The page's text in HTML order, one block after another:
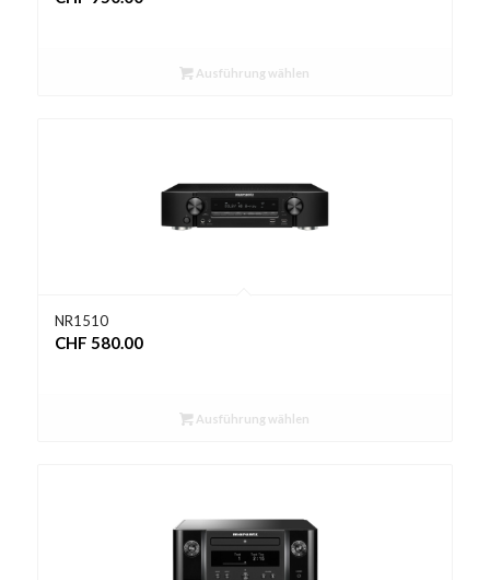
Ausführung wählen
NR1510
CHF 580.00
Ausführung wählen